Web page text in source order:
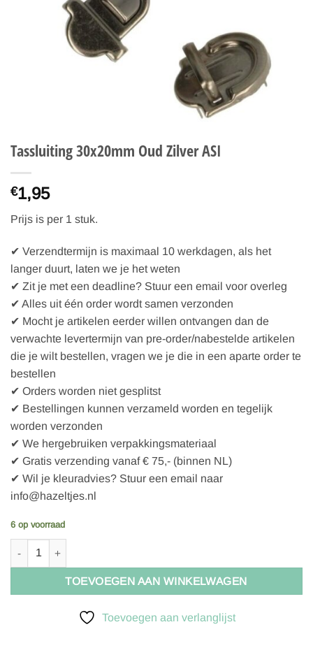
Tassluiting 30x20mm Oud Zilver ASI
€1,95
Prijs is per 1 stuk.
✔ Verzendtermijn is maximaal 10 werkdagen, als het
langer duurt, laten we je het weten
✔ Zit je met een deadline? Stuur een email voor overleg
✔ Alles uit één order wordt samen verzonden
✔ Mocht je artikelen eerder willen ontvangen dan de
verwachte levertermijn van pre-order/nabestelde artikelen
die je wilt bestellen, vragen we je die in een aparte order te
bestellen
✔ Orders worden niet gesplitst
✔ Bestellingen kunnen verzameld worden en tegelijk
worden verzonden
✔ We hergebruiken verpakkingsmateriaal
✔ Gratis verzending vanaf € 75,- (binnen NL)
✔ Wil je kleuradvies? Stuur een email naar
info@hazeltjes.nl
6 op voorraad
Tassluiting 30x20mm Oud Zilver ASI aantal
TOEVOEGEN AAN WINKELWAGEN
Toevoegen aan verlanglijst